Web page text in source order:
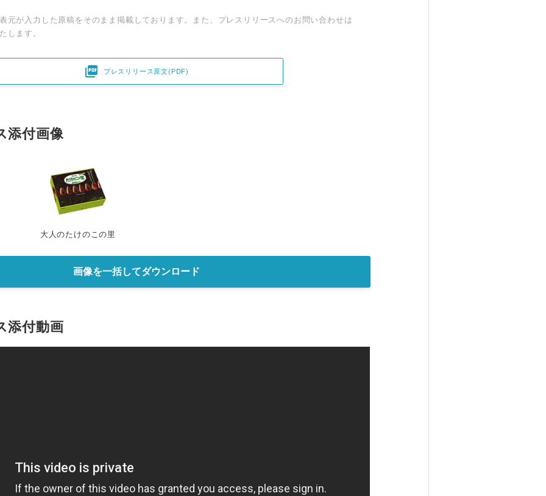
元が入力した原稿をそのまま掲載しております。また、プレスリリースへのお問い合わせは
します。
 プレスリリース原文(PDF)
添付画像
大人のたけのこの里
画像を一括してダウンロード
添付動画